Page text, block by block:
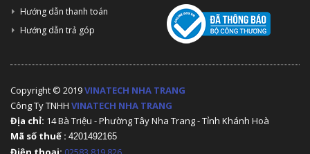
Hướng dẫn thanh toán
Hướng dẫn trả góp
Copyright © 2019VINATECH NHA TRANG
Công Ty TNHH VINATECH NHA TRANG
Địa chỉ: 14 Bà Triệu - Phường Tây Nha Trang - Tỉnh Khánh Hoà
Mã số thuế : 4201492165